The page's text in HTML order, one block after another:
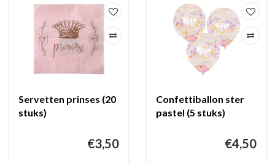
Servetten prinses (20
stuks)
€3,50
Confettiballon ster
pastel (5 stuks)
€4,50